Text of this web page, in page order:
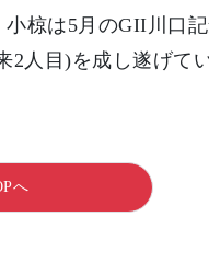
椋は5月のGII川口
人目)を成し遂げてい
へ